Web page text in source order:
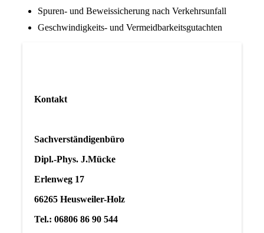
Spuren- und Beweissicherung nach Verkehrsunfall
Geschwindigkeits- und Vermeidbarkeitsgutachten
Kontakt
Sachverständigenbüro
Dipl.-Phys. J.Mücke
Erlenweg 17
66265 Heusweiler-Holz
Tel.: 06806 86 90 544